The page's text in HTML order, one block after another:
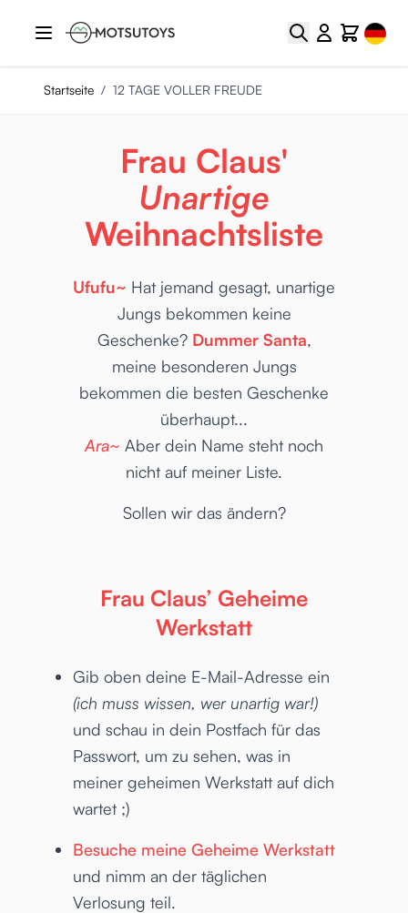
Suche CartSelect
Startseite / 12 TAGE VOLLER FREUDE
Frau Claus'
Unartige
Weihnachtsliste
Ufufu~ Hat jemand gesagt, unartige
Jungs bekommen keine
Geschenke? Dummer Santa,
meine besonderen Jungs
bekommen die besten Geschenke
überhaupt...
Ara~ Aber dein Name steht noch
nicht auf meiner Liste.
Sollen wir das ändern?
Frau Claus’ Geheime
Werkstatt
Gib oben deine E-Mail-Adresse ein
(ich muss wissen, wer unartig war!)
und schau in dein Postfach für das
Passwort, um zu sehen, was in
meiner geheimen Werkstatt auf dich
wartet ;)
Besuche meine Geheime Werkstatt
und nimm an der täglichen
Verlosung teil.